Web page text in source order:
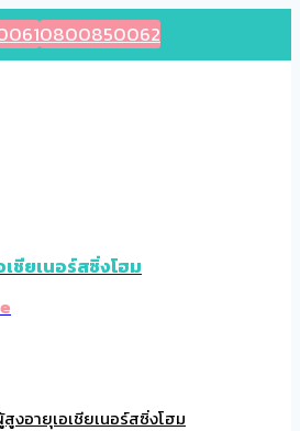
0800850062
ชียเนอร์สซิ่งโฮม
งอายุเอเชียเนอร์สซิ่งโฮม